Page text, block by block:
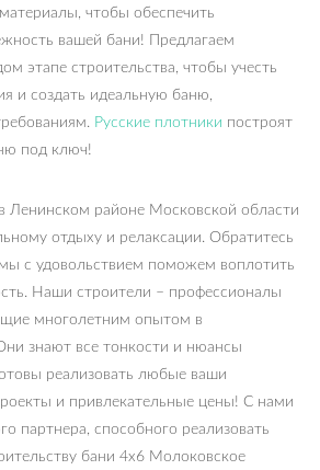
чтобы обеспечить
вашей бани! Предлагаем
этапе строительства, чтобы учесть
и создать идеальную баню,
Русские плотники построят
под ключ!
Ленинском районе Московской области
отдыху и релаксации. Обратитесь
с удовольствием поможем воплотить
Наши строители – профессионалы
многолетним опытом в
знают все тонкости и нюансы
реализовать любые ваши
и привлекательные цены! С нами
партнера, способного реализовать
бани 4х6 Молоковское